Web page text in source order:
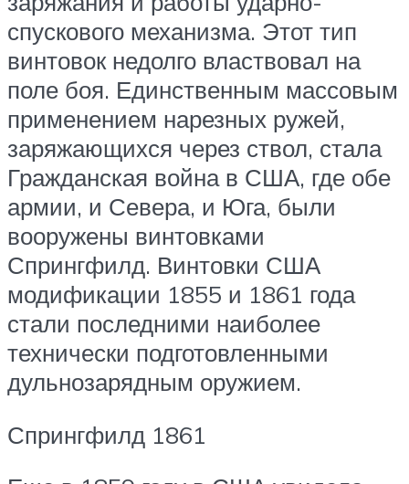
спускового механизма. Этот тип
винтовок недолго властвовал на
поле боя. Единственным массовым
применением нарезных ружей,
заряжающихся через ствол, стала
Гражданская война в США, где обе
армии, и Севера, и Юга, были
вооружены винтовками
Спрингфилд. Винтовки США
модификации 1855 и 1861 года
стали последними наиболее
технически подготовленными
дульнозарядным оружием.
Спрингфилд 1861